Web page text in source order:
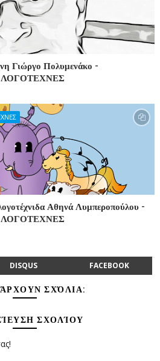
Γιώργο Πολυμενάκο -
Αθηνά Λυμπεροπούλου -
DISQUS FACEBOOK
ΣΧΌΛΙΑ:
ΣΧΟΛΊΟΥ